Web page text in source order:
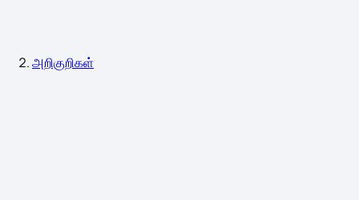
அறிகுறிகள்